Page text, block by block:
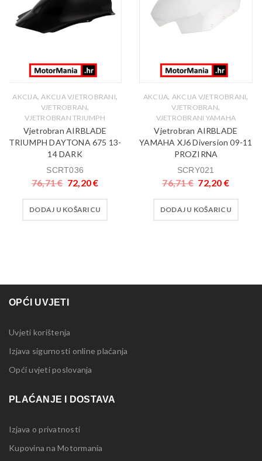
AKCIJA, AKCIJA VJETROBRANI,
VJETROBRAN,
VJETROBRAN TRIUMPH
Vjetrobran AIRBLADE
TRIUMPH DAYTONA 675 13-
14 DARK
SCRT036
76,71€ 72,20€
DODAJ U KOŠARICU
AKCIJA, AKCIJA VJETROBRANI,
VJETROBRAN,
VJETROBRANI YAMAHA
Vjetrobran AIRBLADE
YAMAHA XJ6 Diversion 09-11
PROZIRNA
SCRY021
76,71€ 72,20 €
DODAJ U KOŠARICU
OPĆI UVJETI
Uvjeti korištenja
Izjava sigurnosti online plaćanja
Opći uvjeti poslovanja
PLAĆANJE I DOSTAVA
Izjava o privatnosti
Kupovina na Motormania